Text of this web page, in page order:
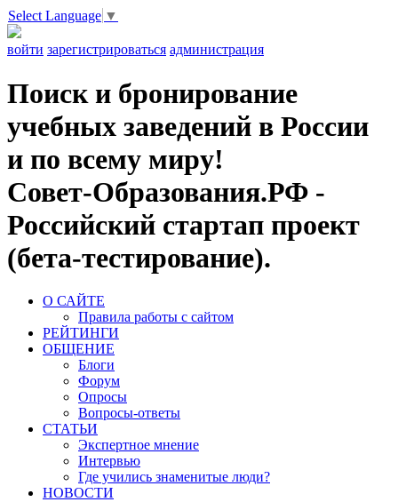
Select Language ▼
войти зарегистрироваться администрация
Поиск и бронирование
учебных заведений в России
и по всему миру!
Совет-Образования.РФ -
Российский стартап проект
(бета-тестирование).
О САЙТЕ
Правила работы с сайтом
РЕЙТИНГИ
ОБЩЕНИЕ
Блоги
Форум
Опросы
Вопросы-ответы
СТАТЬИ
Экспертное мнение
Интервью
Где учились знаменитые люди?
НОВОСТИ